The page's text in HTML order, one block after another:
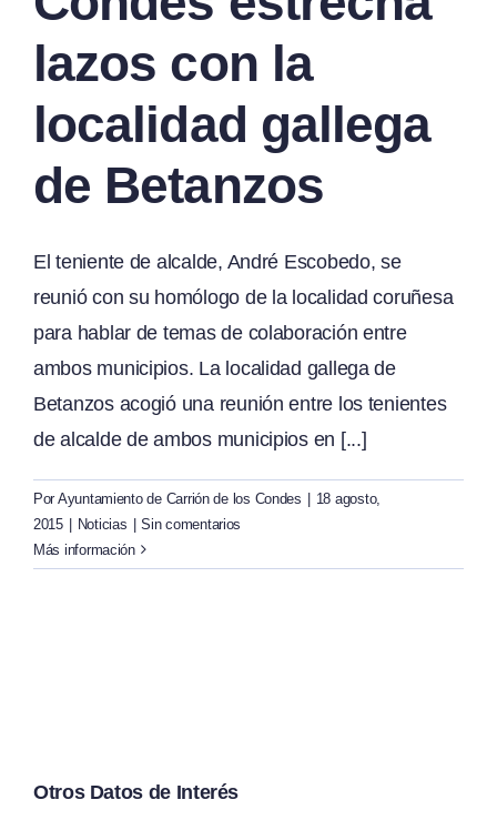
lazos con la
localidad gallega
de Betanzos
El teniente de alcalde, André Escobedo, se
reunió con su homólogo de la localidad coruñesa
para hablar de temas de colaboración entre
ambos municipios. La localidad gallega de
Betanzos acogió una reunión entre los tenientes
de alcalde de ambos municipios en [...]
Por Ayuntamiento de Carrión de los Condes
18 agosto,
2015
Noticias
Sin comentarios
Más información
Otros Datos de Interés